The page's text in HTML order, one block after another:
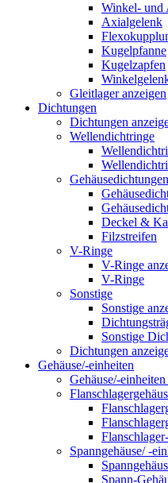
Winkel- und
Axialgelenk
Kugelpfanne
Kugelzapfen
Gleitlager anzeigen
Dichtungen
Dichtungen
Wellendichtringe
Gehäusedichtungen
Deckel &
Filzstreifen
V-Ringe
V-Ringe
V-Ringe
Sonstige
Sonstige
Sonstige
Dichtungen
Gehäuse/-einheiten
Gehäuse/-
Spanngehäuse/ -
Spann-